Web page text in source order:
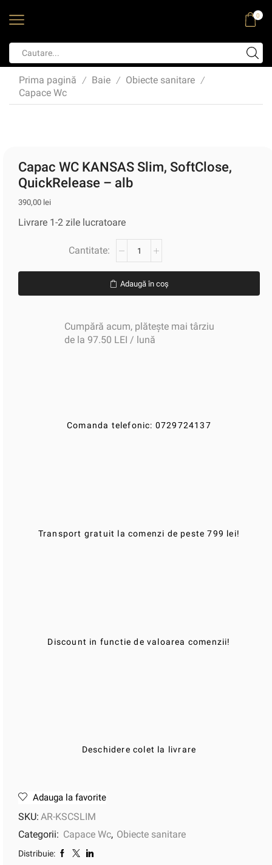
0
Prima pagină / Baie / Obiecte sanitare /
Capace Wc
Capac WC KANSAS Slim, SoftClose,
QuickRelease – alb
390,00 lei
Livrare 1-2 zile lucratoare
Adaugă în coș
Cumpără acum, plătește mai târziu
de la 97.50 LEI / lună
Comanda telefonic: 0729724137
Transport gratuit la comenzi de peste 799 lei!
Discount in functie de valoarea comenzii!
Deschidere colet la livrare
Adauga la favorite
SKU: AR-KSCSLIM
Categorii: Capace Wc, Obiecte sanitare
Distribuie: